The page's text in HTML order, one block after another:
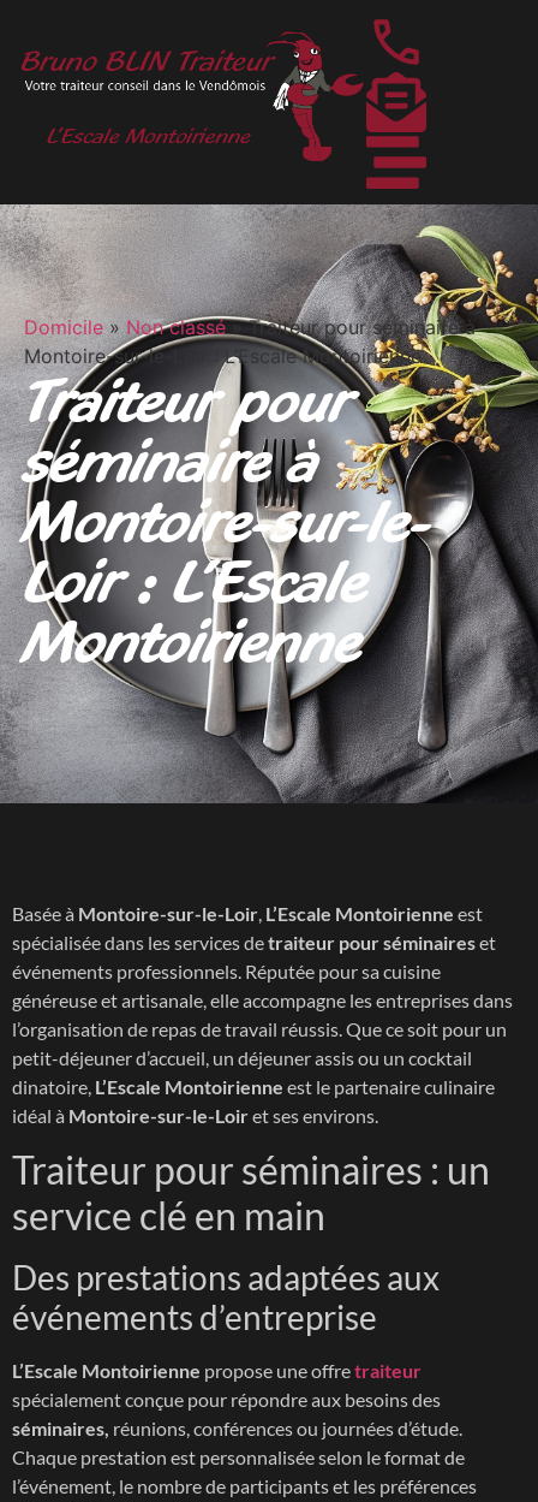
Domicile » Non classé »Traiteur pour séminaire à
Montoire-sur-le-Loir : L’Escale Montoirienne
Traiteur pour
séminaire à
Montoire-sur-le-
Loir : L’Escale
Montoirienne
Basée à Montoire-sur-le-Loir, L’Escale Montoirienne est
spécialisée dans les services detraiteur pour séminaireset
événements professionnels. Réputée pour sa cuisine
généreuse et artisanale, elle accompagne les entreprises dans
l’organisation de repas de travail réussis. Que ce soit pour un
petit-déjeuner d’accueil, un déjeuner assis ou un cocktail
dinatoire, L’Escale Montoirienne est le partenaire culinaire
idéal à Montoire-sur-le-Loiret ses environs.
Traiteur pour séminaires : un
service clé en main
Des prestations adaptées aux
événements d’entreprise
L’Escale Montoirienne propose une offretraiteur
spécialement conçue pour répondre aux besoins des
séminaires, réunions, conférences ou journées d’étude.
Chaque prestation est personnalisée selon le format de
l’événement, le nombre de participants et les préférences